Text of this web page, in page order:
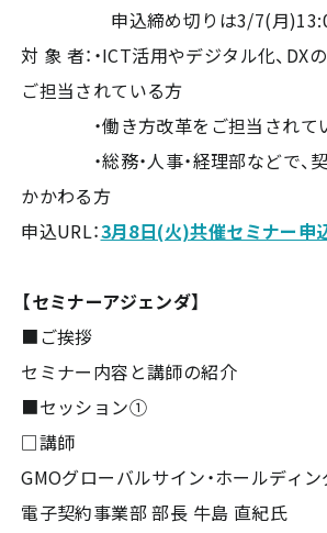
申込締め切りは3/7(月
対 象 者：・ICT活用やデジタル化、DX
ご担当されている方
・働き方改革をご担当されて
・総務・人事・経理部などで、
かかわる方
申込URL：3月8日(火)共催セミナー申
【セミナーアジェンダ】
■ご挨拶
セミナー内容と講師の紹介
■セッション①
□講師
GMOグローバルサイン・ホールディ
電子契約事業部 部長 牛島 直紀氏